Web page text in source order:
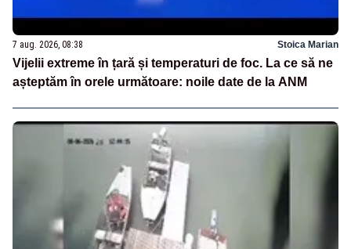
7 aug. 2026, 08:38 Stoica Marian
Vijelii extreme în țară și temperaturi de foc. La ce să ne
așteptăm în orele următoare: noile date de la ANM